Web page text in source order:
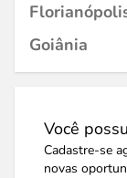
Goiânia
Você
Cadastre-se
novas